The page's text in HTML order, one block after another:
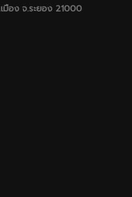
มือง จ.ระยอง 21000